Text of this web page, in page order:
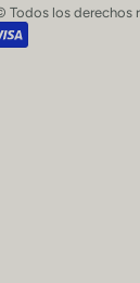
Todos los derechos